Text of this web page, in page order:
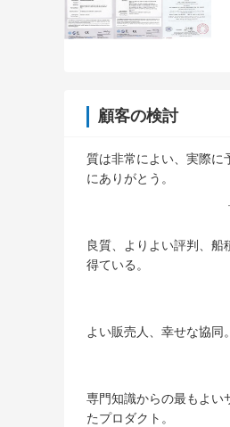
顧客の検討
質は非常によい、実際に
にありがとう。
良質、よりよい評判、船
得ている。
よい販売人、幸せな協同。
専門知識からの最もよい
たプロダクト。